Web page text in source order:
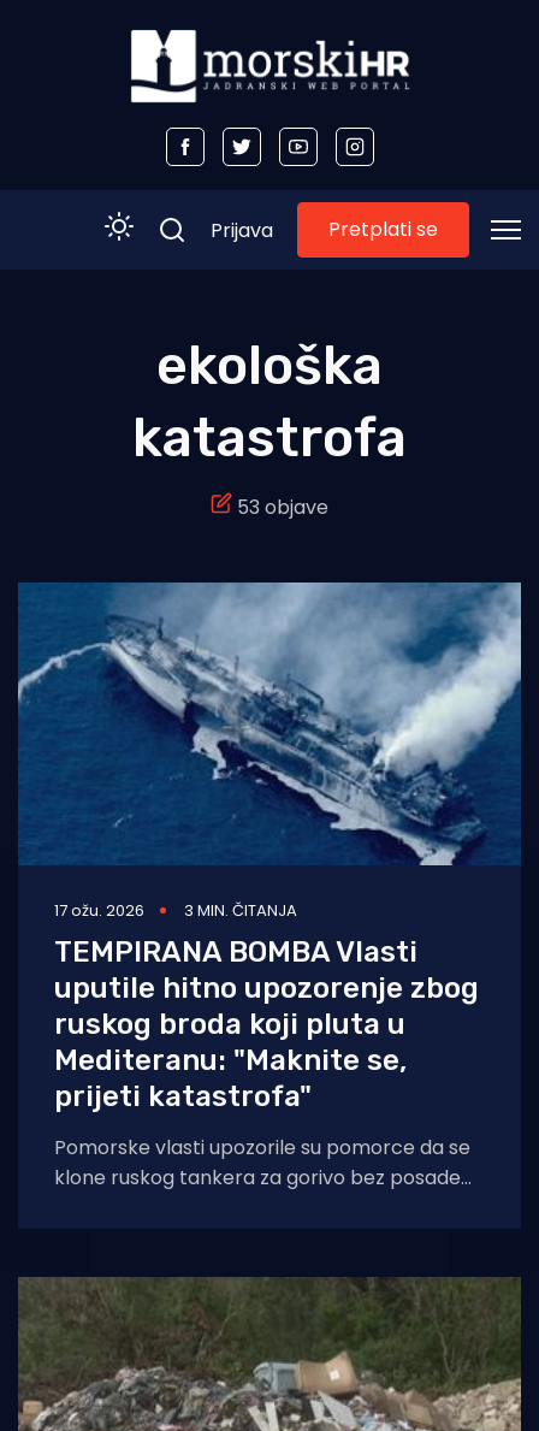
Turizam i nautika
Pomorstvo
Ribolov
Ekologija
Tradicija i kultura
Prijava Pretplati se
ekološka
katastrofa
53 objave
17 ožu. 2026 3 MIN. ČITANJA
TEMPIRANA BOMBA Vlasti
uputile hitno upozorenje zbog
ruskog broda koji pluta u
Mediteranu: "Maknite se,
prijeti katastrofa"
Pomorske vlasti upozorile su pomorce da se
klone ruskog tankera za gorivo bez posade